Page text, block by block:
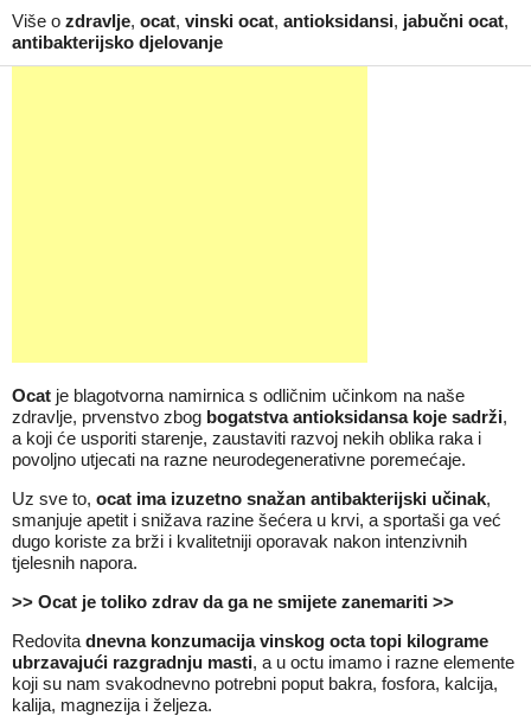
Više o zdravlje, ocat, vinski ocat, antioksidansi, jabučni ocat,
antibakterijsko djelovanje
Ocat je blagotvorna namirnica s odličnim učinkom na naše
zdravlje, prvenstvo zbog bogatstva antioksidansa koje sadrži,
a koji će usporiti starenje, zaustaviti razvoj nekih oblika raka i
povoljno utjecati na razne neurodegenerativne poremećaje.
Uz sve to, ocat ima izuzetno snažan antibakterijski učinak,
smanjuje apetit i snižava razine šećera u krvi, a sportaši ga već
dugo koriste za brži i kvalitetniji oporavak nakon intenzivnih
tjelesnih napora.
>> Ocat je toliko zdrav da ga ne smijete zanemariti >>
Redovita dnevna konzumacija vinskog octa topi kilograme
ubrzavajući razgradnju masti, a u octu imamo i razne elemente
koji su nam svakodnevno potrebni poput bakra, fosfora, kalcija,
kalija, magnezija i željeza.